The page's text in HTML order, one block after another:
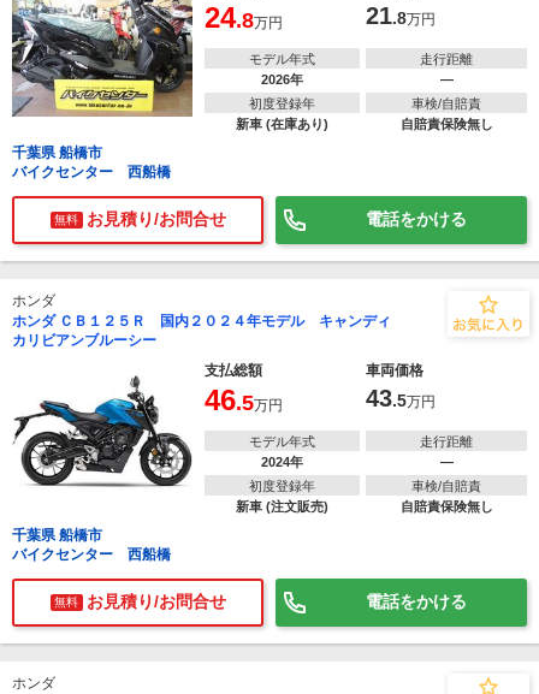
24.8万円 21.8万円
モデル年式
2026年
走行距離
―
初度登録年
新車 (在庫あり)
車検/自賠責
自賠責保険無し
千葉県 船橋市
バイクセンター 西船橋
無料 お見積り/お問合せ 電話をかける
ホンダ
ホンダ ＣＢ１２５Ｒ 国内２０２４年モデル キャンディ
カリビアンブルーシー
支払総額
車両価格
46.5万円 43.5万円
モデル年式
2024年
走行距離
―
初度登録年
新車 (注文販売)
車検/自賠責
自賠責保険無し
千葉県 船橋市
バイクセンター 西船橋
無料 お見積り/お問合せ 電話をかける
ホンダ